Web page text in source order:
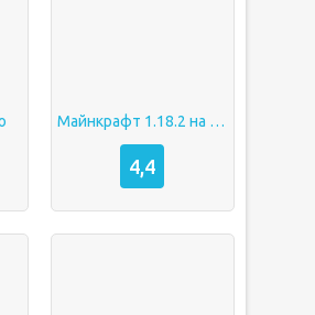
Майнкрафт 1.18.2 на андроид
4,4